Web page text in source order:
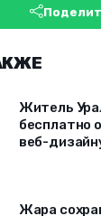
Житель
бесплатно
веб-
Жара